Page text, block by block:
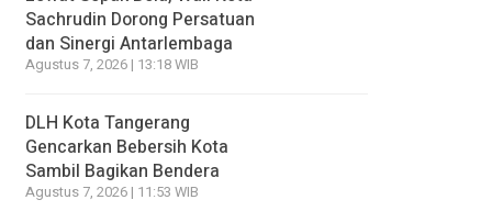
Sachrudin Dorong Persatuan
dan Sinergi Antarlembaga
Agustus 7, 2026 | 13:18 WIB
DLH Kota Tangerang
Gencarkan Bebersih Kota
Sambil Bagikan Bendera
Agustus 7, 2026 | 11:53 WIB